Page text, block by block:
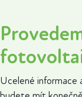
Ucelené informace